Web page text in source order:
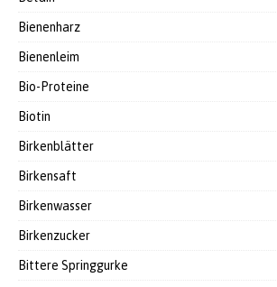
Bienenharz
Bienenleim
Bio-Proteine
Biotin
Birkenblätter
Birkensaft
Birkenwasser
Birkenzucker
Bittere Springgurke